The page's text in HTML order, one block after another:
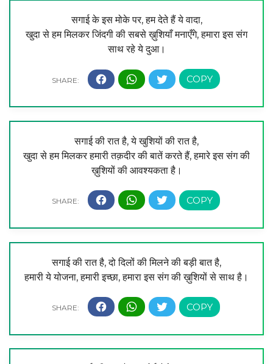
सगाई के इस मोके पर, हम देते हैं ये वादा,
खुदा से हम मिलकर जिंदगी की सबसे ख़ुशियाँ मनाएँगे, हमारा इस संग
साथ रहे ये दुआ।
सगाई की रात है, ये खुशियों की रात है,
खुदा से हम मिलकर हमारी तक़दीर की बातें करते हैं, हमारे इस संग की
ख़ुशियों की आवश्यकता है।
सगाई की रात है, दो दिलों की मिलने की बड़ी बात है,
हमारी ये योजना, हमारी इच्छा, हमारा इस संग की ख़ुशियों से साथ है।